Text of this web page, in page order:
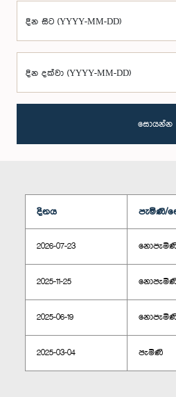
දින සිට (YYYY-MM-DD)
දින දක්වා (YYYY-MM-DD)
සොයන්න
දිනය පැමිණි/
2026-07-23
2025-11-25
2025-06-19
2025-03-04 පැමිණි